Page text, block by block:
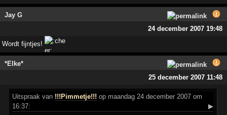
Jay G
24 december 2007 19:48
Wordt fijntjes!
*Elke*
25 december 2007 11:48
Uitspraak van !!!Pimmetje!!! op maandag 24 december 2007 om
16:37:
▶